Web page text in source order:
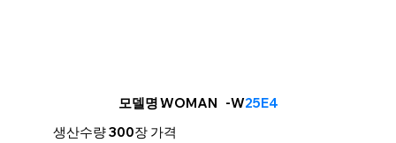
모델명: -W25E4
WOMAN
생산수량300장 가격